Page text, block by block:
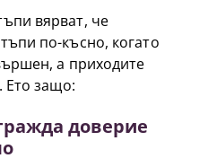
вярват, че
по-късно, когато
а приходите
Ето защо:
доверие